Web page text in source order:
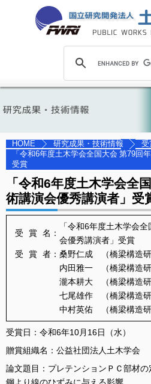
HOME 研究成果・技術情報
受
「令和6年度土木学会全国大会 第79回
受賞
「令和6年度土木学会全
術講演会優秀講演者」受
受 賞 名：
「令和6年度土木学会
会優秀講演者」受賞
受 賞 者： 桑野仁成 （橋梁構造
内田雅一 （橋梁構造
瀧本耕大 （橋梁構造
七尾雄作 （橋梁構造
中村英佑 （橋梁構造
受賞日：令和6年10月16日（水）
贈賞組織名：公益社団法人土木学会
論文題目：プレテンションＰＣ部材
鋼より線のひずみに与える影響